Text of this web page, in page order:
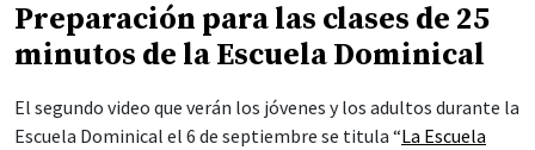
Preparación para las clases de 25
minutos de la Escuela Dominical
El segundo video que verán los jóvenes y los adultos durante la
Escuela Dominical el 6 de septiembre se titula “La Escuela